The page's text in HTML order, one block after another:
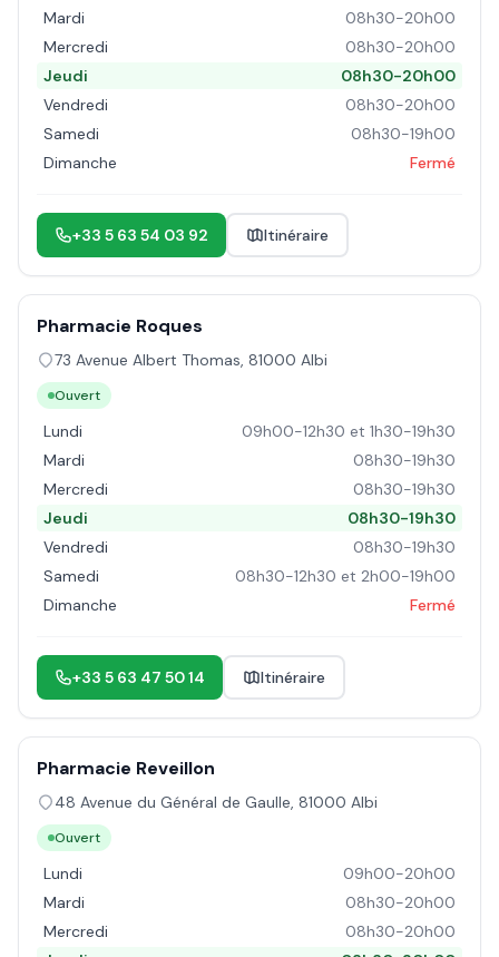
Mardi
08h30-20h00
Mercredi
08h30-20h00
Jeudi
08h30-20h00
Vendredi
08h30-20h00
Samedi
08h30-19h00
Dimanche
Fermé
+33 5 63 54 03 92 Itinéraire
Pharmacie Roques
73 Avenue Albert Thomas, 81000 Albi
Ouvert
Lundi
09h00-12h30 et 1h30-19h30
Mardi
08h30-19h30
Mercredi
08h30-19h30
Jeudi
08h30-19h30
Vendredi
08h30-19h30
Samedi
08h30-12h30 et 2h00-19h00
Dimanche
Fermé
+33 5 63 47 50 14 Itinéraire
Pharmacie Reveillon
48 Avenue du Général de Gaulle, 81000 Albi
Ouvert
Lundi
09h00-20h00
Mardi
08h30-20h00
Mercredi
08h30-20h00